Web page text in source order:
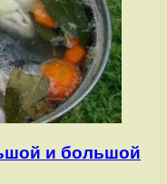
и большой